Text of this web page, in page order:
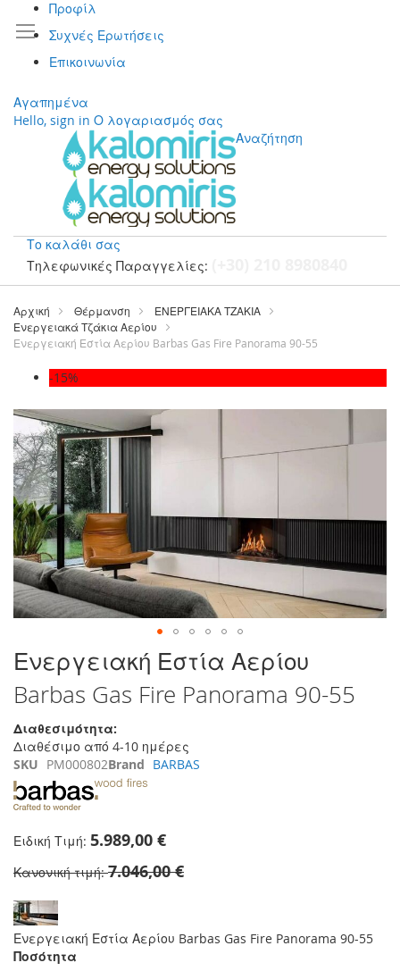
Προφίλ
Συχνές Ερωτήσεις
Επικοινωνία
Αγαπημένα
Hello, sign in Ο λογαριασμός σας
Αναζήτηση
Το καλάθι σας
Τηλεφωνικές Παραγγελίες:
Μετάβαση
περιεχόμενο
Αρχική Θέρμανση
ΕΝΕΡΓΕΙΑΚΑ ΤΖΑΚΙΑ
Ενεργειακά Τζάκια Αερίου
Ενεργειακή Εστία Αερίου Barbas Gas Fire Panorama 90-55
Μετάβαση
τέλος
της
συλλογής
εικόνων
-15%
Μετάβαση
στην
αρχή
της
συλλογής
εικόνων
Ενεργειακή Εστία Αερίου
Barbas Gas Fire Panorama 90-55
Διαθεσιμότητα:
Διαθέσιμο από 4-10 ημέρες
SKU PM000802Brand BARBAS
Ειδική Τιμή 5.989,00 €
Κανονική τιμή 7.046,00 €
Ενεργειακή Εστία Αερίου Barbas Gas Fire Panorama 90-55
Ποσότητα